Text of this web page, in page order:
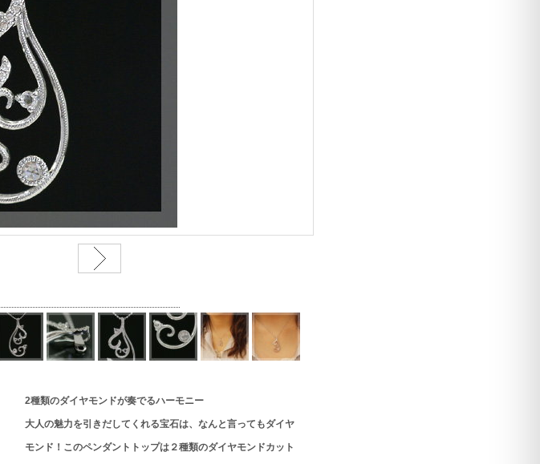
2種類のダイヤモンドが奏でるハーモニー
大人の魅力を引きだしてくれる宝石は、なんと言ってもダイヤ
モンド！このペンダントトップは２種類のダイヤモンドカット